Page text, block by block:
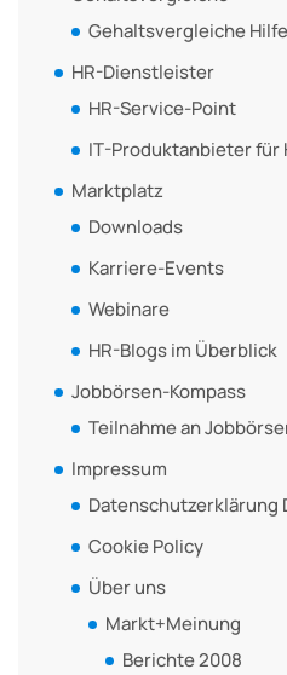
Gehaltsvergleiche Hilfe
HR-Dienstleister
HR-Service-Point
IT-Produktanbieter für
Marktplatz
Downloads
Karriere-Events
Webinare
HR-Blogs im Überblick
Jobbörsen-Kompass
Teilnahme an
Impressum
Datenschutzerklärung
Cookie Policy
Über uns
Markt+Meinung
Berichte 2008